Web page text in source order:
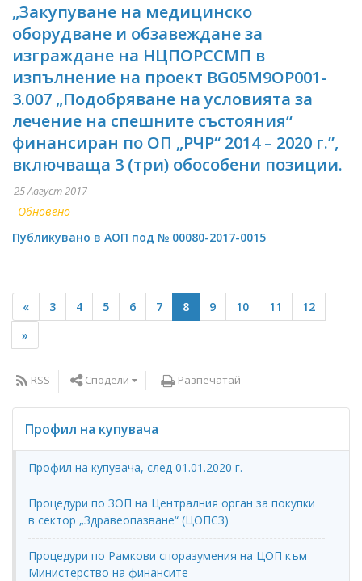
„Закупуване на медицинско
оборудване и обзавеждане за
изграждане на НЦПОРССМП в
изпълнение на проект BG05M9OP001-
3.007 „Подобряване на условията за
лечение на спешните състояния“
финансиран по ОП „РЧР“ 2014 – 2020 г.”,
включваща 3 (три) обособени позиции.
25 Август 2017
Обновено
Публикувано в АОП под № 00080-2017-0015
« 3 4 5 6 7 8 9 10 11
12
»
RSS Сподели Разпечатай
Профил на купувача
Профил на купувача, след 01.01.2020 г.
Процедури по ЗОП на Централния орган за покупки
в сектор „Здравеопазване“ (ЦОПСЗ)
Процедури по Рамкови споразумения на ЦОП към
Министерство на финансите